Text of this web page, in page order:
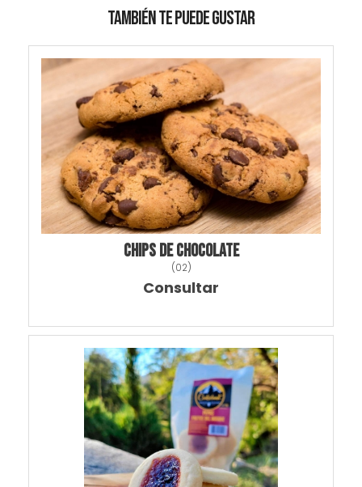
TAMBIÉN TE PUEDE GUSTAR
CHIPS DE CHOCOLATE
(02)
Consultar